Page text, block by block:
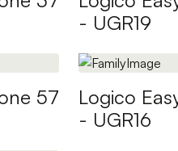
- UGR19
57
Logico
- UGR16